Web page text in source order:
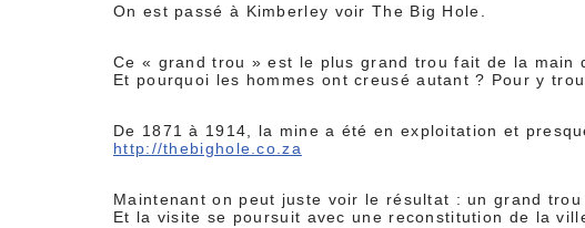
On est passé à Kimberley voir The Big Hole.
Ce « grand trou » est le plus grand trou fait de la main
Et pourquoi les hommes ont creusé autant ? Pour y
De 1871 à 1914, la mine a été en exploitation et
http://thebighole.co.za
Maintenant on peut juste voir le résultat : un grand trou
Et la visite se poursuit avec une reconstitution de la